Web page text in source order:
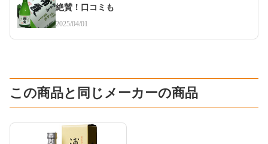
絶賛！口コミも
2025/04/01
この商品と同じメーカーの商品